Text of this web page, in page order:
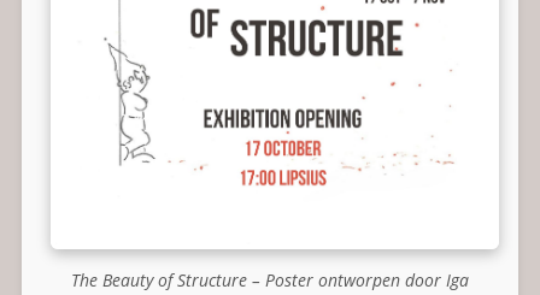
The Beauty of Structure – Poster ontworpen door Iga